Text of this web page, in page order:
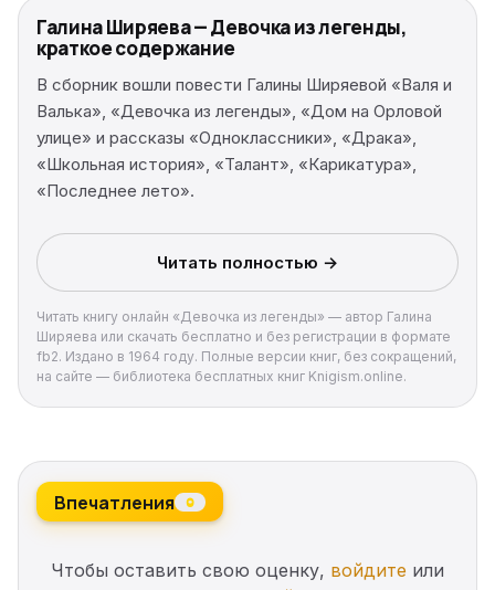
Галина Ширяева — Девочка из легенды,
краткое содержание
В сборник вошли повести Галины Ширяевой «Валя и
Валька», «Девочка из легенды», «Дом на Орловой
улице» и рассказы «Одноклассники», «Драка»,
«Школьная история», «Талант», «Карикатура»,
«Последнее лето».
Читать полностью →
Читать книгу онлайн «Девочка из легенды» — автор Галина
Ширяева или скачать бесплатно и без регистрации в формате
fb2. Издано в 1964 году. Полные версии книг, без сокращений,
на сайте — библиотека бесплатных книг Knigism.online.
Впечатления 0
Чтобы оставить свою оценку, войдите или